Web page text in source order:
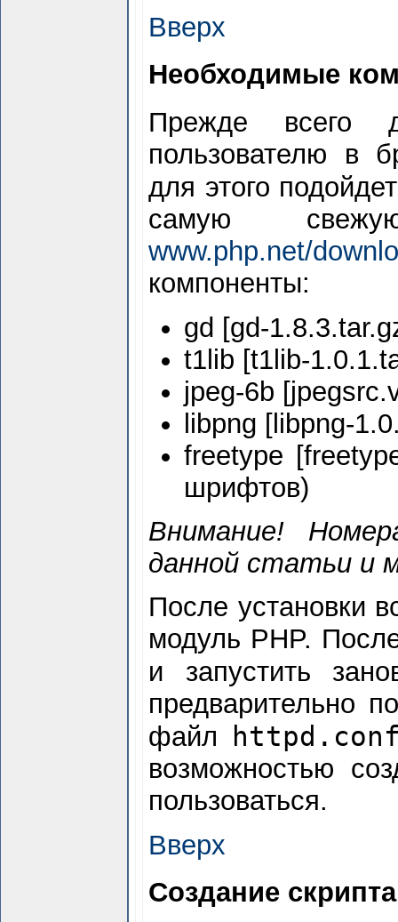
Вверх
Необходимые
Прежде всего
пользователю в
для этого
самую
www.php.net/
компоненты:
gd [gd-
t1lib [t1lib-
jpeg-6b
libpng [libpng-
freetype
шрифтов)
Внимание!
данной статьи и
После установки
модуль PHP.
и запустить
предварительно
файл
возможностью
пользоваться.
Вверх
Создание скрипта